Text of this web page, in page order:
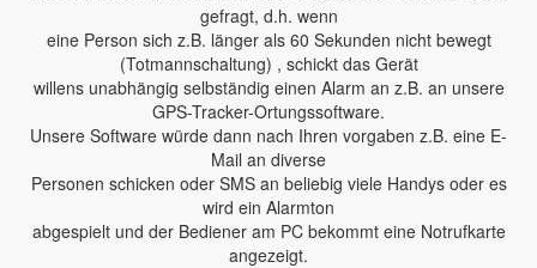
gefragt, d.h. wenn
eine Person sich z.B. länger als 60 Sekunden nicht bewegt
(Totmannschaltung) , schickt das Gerät
willens unabhängig selbständig einen Alarm an z.B. an unsere
GPS-Tracker-Ortungssoftware.
Unsere Software würde dann nach Ihren vorgaben z.B. eine E-
Mail an diverse
Personen schicken oder SMS an beliebig viele Handys oder es
wird ein Alarmton
abgespielt und der Bediener am PC bekommt eine Notrufkarte
angezeigt.